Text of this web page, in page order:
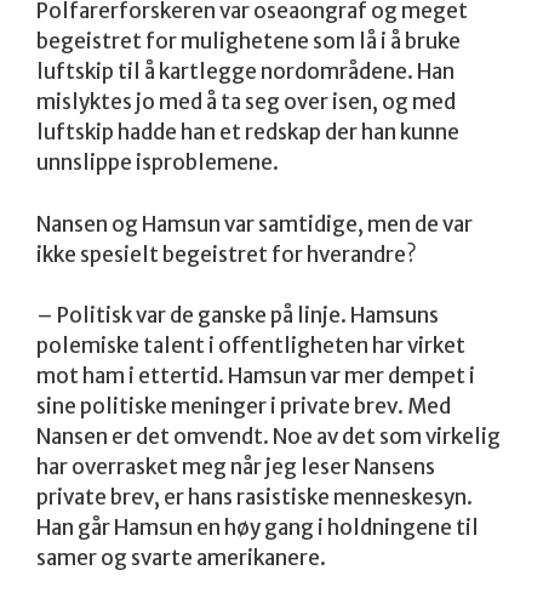
Polfarerforskeren var oseaongraf og meget
begeistret for mulighetene som lå i å bruke
luftskip til å kartlegge nordområdene. Han
mislyktes jo med å ta seg over isen, og med
luftskip hadde han et redskap der han kunne
unnslippe isproblemene.
Nansen og Hamsun var samtidige, men de var
ikke spesielt begeistret for hverandre?
– Politisk var de ganske på linje. Hamsuns
polemiske talent i offentligheten har virket
mot ham i ettertid. Hamsun var mer dempet i
sine politiske meninger i private brev. Med
Nansen er det omvendt. Noe av det som virkelig
har overrasket meg når jeg leser Nansens
private brev, er hans rasistiske menneskesyn.
Han går Hamsun en høy gang i holdningene til
samer og svarte amerikanere.